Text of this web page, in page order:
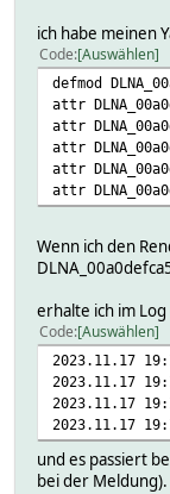
ich habe meinen
Code Auswählen
defmod
attr
attr
attr
attr
attr
Wenn ich den
erhalte ich im
Code Auswählen
2023.11.17
2023.11.17
2023.11.17
2023.11.17
und es passiert
bei der Meldung).